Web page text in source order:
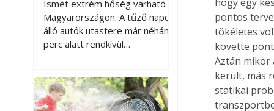
autónkat a nyári
károktól
Ismét extrém hőség várható
Magyarországon. A tűző napon
álló autók utastere már néhány
perc alatt rendkívül
megközelítheti. Ez nemcsak a
beszállást teszi kellemetlenné,
pontos
tökéletes
követte
Aztán mikor
került, más
statikai